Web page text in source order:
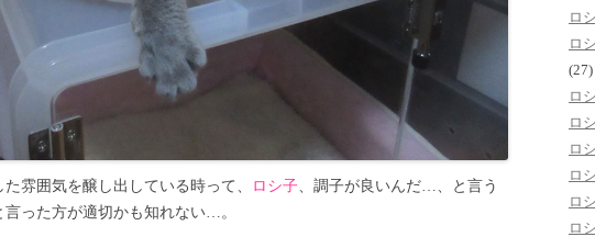
雰囲気を醸し出している時って、 ロシ子、調子が良いんだ…、と言う
った方が適切かも知れない…。
ロ
ロ
(27)
ロ
ロ
ロ
ロ
ロ
ロ